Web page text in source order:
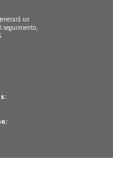
un
seguimiento,